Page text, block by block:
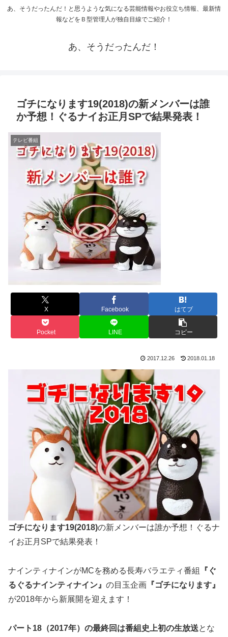
あ、そうだったんだ！と思うような気になる芸能情報やお役立ち情報、最新情
報などをＢ型管理人が独自目線でご紹介！
あ、そうだったんだ！
ゴチになります19(2018)の新メンバーは誰
か予想！ぐるナイお正月SPで結果発表！
テレビ番組
X Facebook はてブ
Pocket LINE コピー
2017.12.26 2018.01.18
ゴチになります19(2018)の新メンバーは誰か予想！ぐるナ
イお正月SPで結果発表！
ナインティナインがMCを務める長寿バラエティ番組
『ぐ
るぐるナインティナイン』 の目玉企画 『ゴチになります』
が2018年から新展開を迎えます！
パート18（2017年）の最終回は番組史上初の生放送とな